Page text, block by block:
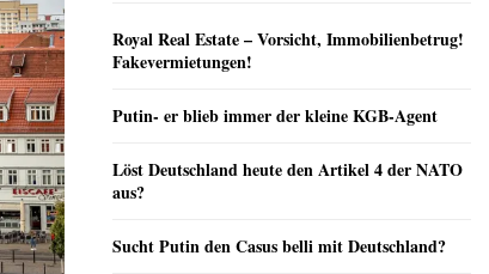
Royal Real Estate – Vorsicht, Immobilienbetrug!
Fakevermietungen!
Putin- er blieb immer der kleine KGB-Agent
Löst Deutschland heute den Artikel 4 der NATO
aus?
Sucht Putin den Casus belli mit Deutschland?